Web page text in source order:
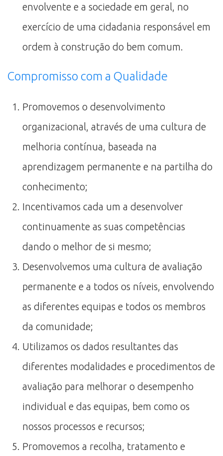
envolvente e a sociedade em geral, no
exercício de uma cidadania responsável em
ordem à construção do bem comum.
Compromisso com a Qualidade
Promovemos o desenvolvimento
organizacional, através de uma cultura de
melhoria contínua, baseada na
aprendizagem permanente e na partilha do
conhecimento;
Incentivamos cada um a desenvolver
continuamente as suas competências
dando o melhor de si mesmo;
Desenvolvemos uma cultura de avaliação
permanente e a todos os níveis, envolvendo
as diferentes equipas e todos os membros
da comunidade;
Utilizamos os dados resultantes das
diferentes modalidades e procedimentos de
avaliação para melhorar o desempenho
individual e das equipas, bem como os
nossos processos e recursos;
Promovemos a recolha, tratamento e